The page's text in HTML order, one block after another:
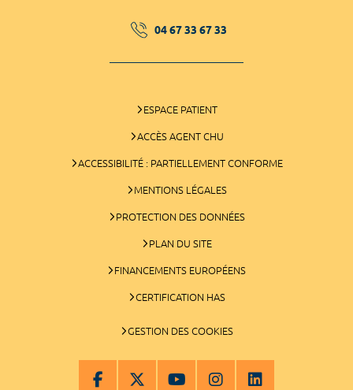
04 67 33 67 33
ESPACE PATIENT
ACCÈS AGENT CHU
ACCESSIBILITÉ : PARTIELLEMENT CONFORME
MENTIONS LÉGALES
PROTECTION DES DONNÉES
PLAN DU SITE
FINANCEMENTS EUROPÉENS
CERTIFICATION HAS
GESTION DES COOKIES